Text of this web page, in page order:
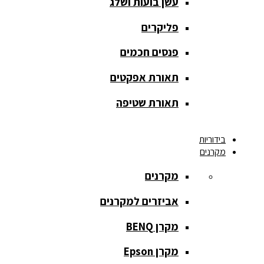
מסך הקרנה
roll up
מסך הקרנה
חצובה
ידני
מסך הקרנה
מסך הקרנה
קבוע
פליקרים
פנסים חכמים
תאורת אפקטים
תאורת שטיפה
בידוריות
מקרנים
מקרנים
אביזרים למקרנים
מקרן BENQ
מקרן Epson